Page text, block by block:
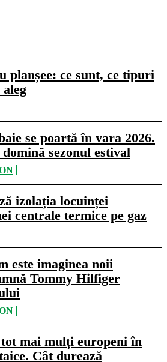
planșee: ce sunt, ce tipuri
aleg
se poartă în vara 2026.
sezonul estival
izolația locuinței
centrale termice pe gaz
este imaginea noii
Tommy Hilfiger
tot mai mulți europeni în
Cât durează